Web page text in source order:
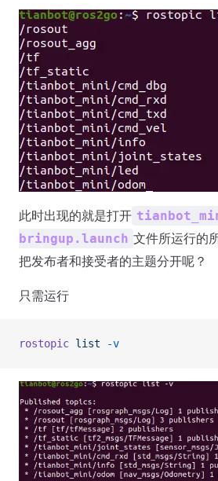
此时出现的就是打开
bringup.launch 文件所运行的
把发布者和接受者的主题分开呢？
只需运行
rostopic list -v